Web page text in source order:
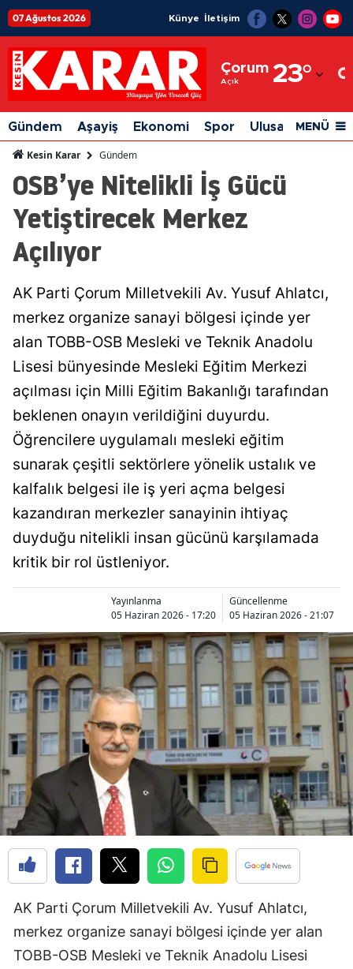
07 Ağustos 2026 Künye İletişim
Çorum
Açık 23°
Adıyaman
Afyonkarahisar
Ağrı
Amasya
Balıkesir
Bilecik
Bingöl
Bitlis
Bolu
Burdur
Bursa
Çankırı
Çorum
Denizli
Diyarbakır
Edirne
Elazığ
Erzincan
Erzurum
Eskişehir
Gaziantep
Gümüşhane
Gündem Aşayiş Ekonomi Spor Ulusal Siyaset
MENÜ
Kesin Karar Gündem
OSB’ye Nitelikli İş Gücü
Yetiştirecek Merkez
Açılıyor
AK Parti Çorum Milletvekili Av. Yusuf Ahlatcı,
merkez organize sanayi bölgesi içinde yer
alan TOBB-OSB Mesleki ve Teknik Anadolu
Lisesi bünyesinde Mesleki Eğitim Merkezi
açılması için Milli Eğitim Bakanlığı tarafından
beklenen onayın verildiğini duyurdu.
Öğrencilere uygulamalı mesleki eğitim
sunarak çeşitli sektörlere yönelik ustalık ve
kalfalık belgesi ile iş yeri açma belgesi
kazandıran merkezler sanayinin ihtiyaç
duyduğu nitelikli insan gücünü karşılamada
kritik bir rol üstleniyor.
Yayınlanma
05 Haziran 2026 - 17:20
Güncellenme
05 Haziran 2026 - 21:07
AK Parti Çorum Milletvekili Av. Yusuf Ahlatcı,
merkez organize sanayi bölgesi içinde yer alan
TOBB-OSB Mesleki ve Teknik Anadolu Lisesi